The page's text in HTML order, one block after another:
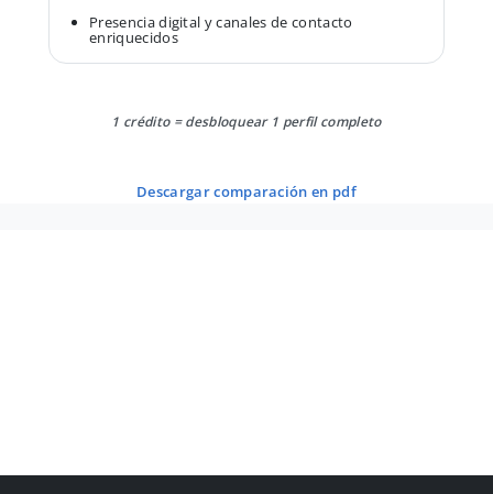
Presencia digital y canales de contacto
enriquecidos
1 crédito = desbloquear 1 perfil completo
descargar comparación en pdf